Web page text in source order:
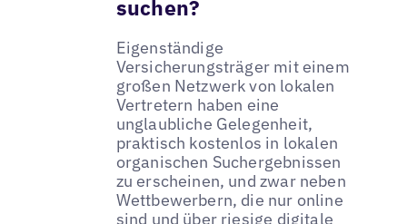
suchen?
Eigenständige
Versicherungsträger mit einem
großen Netzwerk von lokalen
Vertretern haben eine
unglaubliche Gelegenheit,
praktisch kostenlos in lokalen
organischen Suchergebnissen
zu erscheinen, und zwar neben
Wettbewerbern, die nur online
sind und über riesige digitale